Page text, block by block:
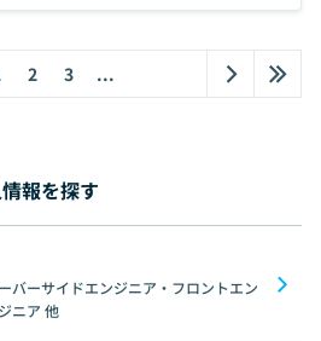
2 3 ...
報を探す
バーサイドエンジニア・フロントエン
ニア 他